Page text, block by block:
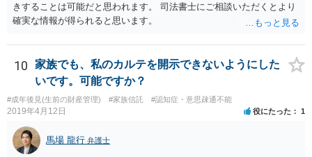
きすることは可能だと思われます。 司法書士にご相談いただくとより
確実な情報が得られると思います。
10
家族でも、私のカルテを開示できないようにした
いです。可能ですか？
#成年後見(生前の財産管理) #家族信託 #認知症・意思疎通不能
2019年4月12日 役にたった 1
馬場 龍行 弁護士